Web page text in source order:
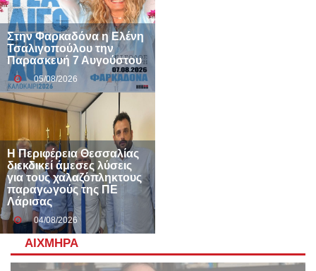
Στην Φαρκαδόνα η Ελένη
Τσαλιγοπούλου την
Παρασκευή 7 Αυγούστου
05/08/2026
Η Περιφέρεια Θεσσαλίας
διεκδικεί άμεσες λύσεις
για τους χαλαζόπληκτους
παραγωγούς της ΠΕ
Λάρισας
04/08/2026
ΑΙΧΜΗΡΆ